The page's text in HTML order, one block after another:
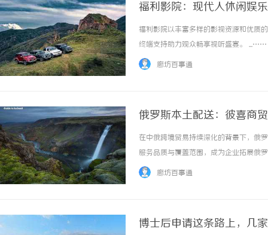
福利影院：现代人休闲娱
福利影院以丰富多样的影视资源和优质
终端支持助力观众畅享视听盛宴。 ...……
廊坊百事通
俄罗斯本土配送：彼喜商
在中俄跨境贸易持续深化的背景下，俄
服务品质与覆盖范围，成为企业拓展俄
廊坊百事通
博士后申请这条路上，几